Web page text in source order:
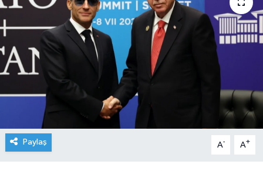
Paylaş A- A+